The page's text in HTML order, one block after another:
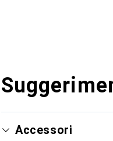
Accessori